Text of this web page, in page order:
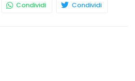
Condividi Condividi